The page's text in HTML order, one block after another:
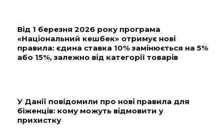
Від 1 березня 2026 року програма
«Національний кешбек» отримує нові
правила: єдина ставка 10% замінюється на 5%
або 15%, залежно від категорії товарів
У Данії повідомили про нові правила для
біженців: кому можуть відмовити у
прихистку